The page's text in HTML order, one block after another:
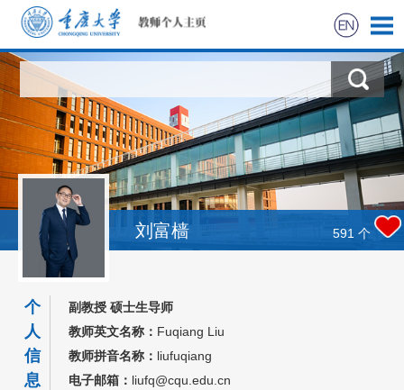
首页
科学研究
教学研究
获奖信息
社会实践
招生信息
学生信息
刘富樯 591 个
个
人
信
息
副教授 硕士生导师
教师英文名称： Fuqiang Liu
教师拼音名称： liufuqiang
电子邮箱： liufq@cqu.edu.cn